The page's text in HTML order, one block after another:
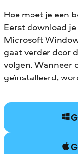
Hoe moet je een
Eerst download
Microsoft
gaat verder door
volgen. Wanneer
geïnstalleerd,